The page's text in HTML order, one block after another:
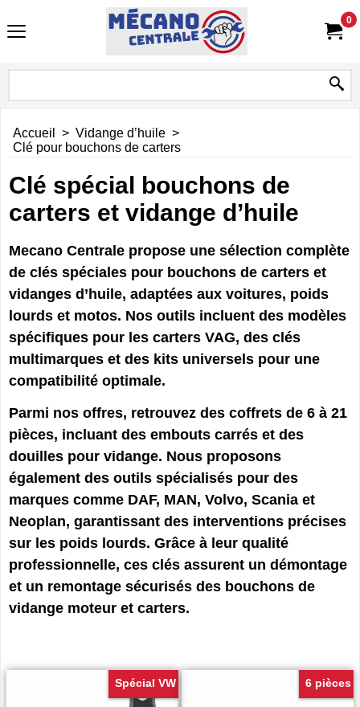
0
Accueil > Vidange d’huile >
Clé pour bouchons de carters
Clé spécial bouchons de
carters et vidange d’huile
Mecano Centrale propose une sélection complète
de clés spéciales pour bouchons de carters et
vidanges d’huile, adaptées aux voitures, poids
lourds et motos. Nos outils incluent des modèles
spécifiques pour les carters VAG, des clés
multimarques et des kits universels pour une
compatibilité optimale.
Parmi nos offres, retrouvez des coffrets de 6 à 21
pièces, incluant des embouts carrés et des
douilles pour vidange. Nous proposons
également des outils spécialisés pour des
marques comme DAF, MAN, Volvo, Scania et
Neoplan, garantissant des interventions précises
sur les poids lourds. Grâce à leur qualité
professionnelle, ces clés assurent un démontage
et un remontage sécurisés des bouchons de
vidange moteur et carters.
Spécial VW 6 pièces